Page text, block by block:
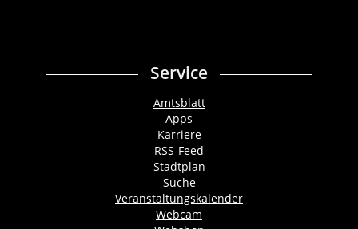
Service
Amtsblatt
Apps
Karriere
RSS-Feed
Stadtplan
Suche
Veranstaltungskalender
Webcam